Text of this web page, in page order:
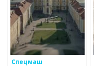
Спецмаш